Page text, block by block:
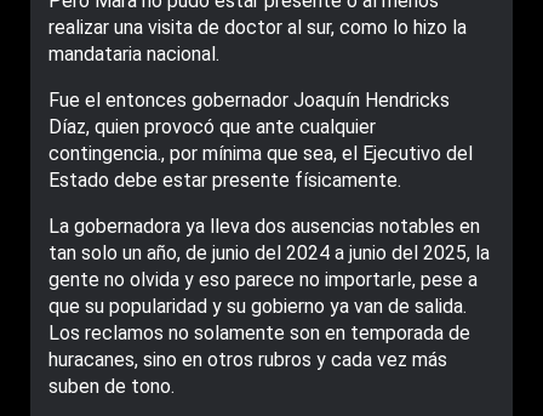
realizar una visita de doctor al sur, como lo hizo la
mandataria nacional.
Fue el entonces gobernador Joaquín Hendricks
Díaz, quien provocó que ante cualquier
contingencia., por mínima que sea, el Ejecutivo del
Estado debe estar presente físicamente.
La gobernadora ya lleva dos ausencias notables en
tan solo un año, de junio del 2024 a junio del 2025, la
gente no olvida y eso parece no importarle, pese a
que su popularidad y su gobierno ya van de salida.
Los reclamos no solamente son en temporada de
huracanes, sino en otros rubros y cada vez más
suben de tono.